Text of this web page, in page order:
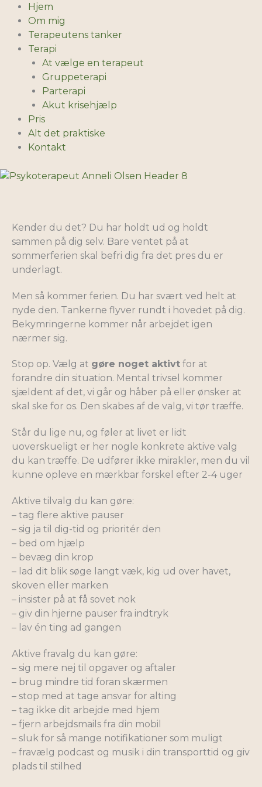
indholdet
Hjem
Om mig
Terapeutens tanker
Terapi
At vælge en terapeut
Gruppeterapi
Parterapi
Akut krisehjælp
Pris
Alt det praktiske
Kontakt
Kender du det? Du har holdt ud og holdt
sammen på dig selv. Bare ventet på at
sommerferien skal befri dig fra det pres du er
underlagt.
Men så kommer ferien. Du har svært ved helt at
nyde den. Tankerne flyver rundt i hovedet på dig.
Bekymringerne kommer når arbejdet igen
nærmer sig.
Stop op. Vælg at gøre noget aktivt for at
forandre din situation. Mental trivsel kommer
sjældent af det, vi går og håber på eller ønsker at
skal ske for os. Den skabes af de valg, vi tør træffe.
Står du lige nu, og føler at livet er lidt
uoverskueligt er her nogle konkrete aktive valg
du kan træffe. De udfører ikke mirakler, men du vil
kunne opleve en mærkbar forskel efter 2-4 uger
Aktive tilvalg du kan gøre:
– tag flere aktive pauser
– sig ja til dig-tid og prioritér den
– bed om hjælp
– bevæg din krop
– lad dit blik søge langt væk, kig ud over havet,
skoven eller marken
– insister på at få sovet nok
– giv din hjerne pauser fra indtryk
– lav én ting ad gangen
Aktive fravalg du kan gøre:
– sig mere nej til opgaver og aftaler
– brug mindre tid foran skærmen
– stop med at tage ansvar for alting
– tag ikke dit arbejde med hjem
– fjern arbejdsmails fra din mobil
– sluk for så mange notifikationer som muligt
– fravælg podcast og musik i din transporttid og giv
plads til stilhed